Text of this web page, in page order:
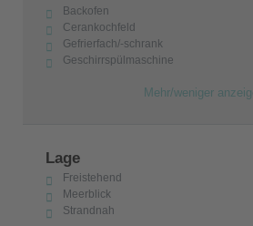
Backofen
Cerankochfeld
Gefrierfach/-schrank
Geschirrspülmaschine
Mehr/weniger
Lage
Freistehend
Meerblick
Strandnah